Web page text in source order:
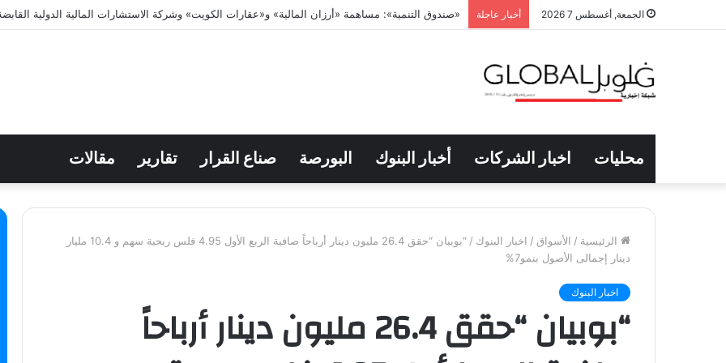
الجمعة, أغسطس 7 2026 أخبار عاجلة 26.3 % ارتفاعاً بفاتورة دعم التموين خلال يونيو الماضي
محليات اخبار الشركات أخبار البنوك البورصة صناع القرار تقارير مقالات
الرئيسية / الأسواق / اخبار البنوك /
“بوبيان “حقق 26.4 مليون دينار أرباحاً صافية الربع الأول 4.95 فلس ربحية سهم و 10.4 مليار
دينار إجمالى الأصول بنمو7%
اخبار البنوك
“بوبيان “حقق 26.4 مليون دينار أرباحاً